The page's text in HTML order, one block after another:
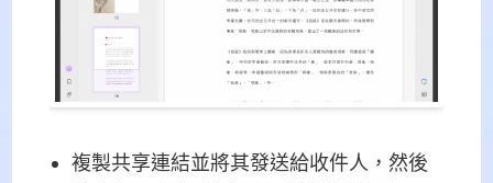
複製共享連結並將其發送給收件人，然後